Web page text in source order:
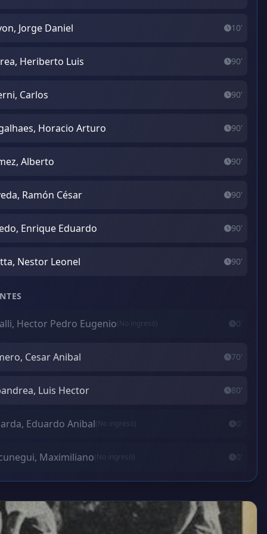
Jorge Daniel 10'
Heriberto Luis 90'
Carlos 90'
Horacio Arturo 90'
Alberto 90'
Ramón César 90'
Enrique Eduardo 90'
Nestor Leonel 90'
Hector Pedro Eugenio (No ingresó) 0'
Cesar Anibal 70'
Luis Hector 80'
Eduardo Anibal(No ingresó) 0'
Maximiliano(No ingresó) 0'